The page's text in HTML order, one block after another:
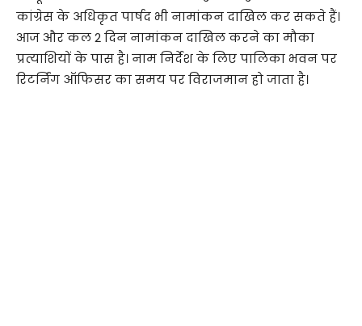
कांग्रेस के अधिकृत पार्षद भी नामांकन दाखिल कर सकते हैं।
आज और कल 2 दिन नामांकन दाखिल करने का मौका
प्रत्याशियों के पास है। नाम निर्देश के लिए पालिका भवन पर
रिटर्निंग ऑफिसर का समय पर विराजमान हो जाता है।